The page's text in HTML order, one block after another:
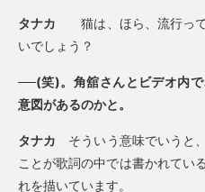
タナカ 猫は、ほら、流行って
いでしょう？
──(笑)。角舘さんとビデオ内
意図があるのかと。
タナカ そういう意味でいうと
ことが歌詞の中では書かれてい
れを描いています。